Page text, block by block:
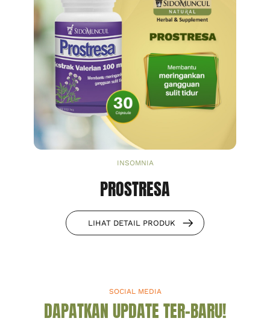
INSOMNIA
PROSTRESA
LIHAT DETAIL PRODUK
SOCIAL MEDIA
DAPATKAN UPDATE TER-BARU!